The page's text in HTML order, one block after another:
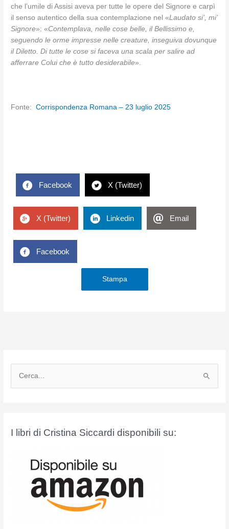
che l’umile di Assisi aveva per tutte le opere del Signore e carpì
il senso autentico della sua contemplazione nel «Laudato si’, mi’
Signore»: «Contemplava, nelle cose belle, il Bellissimo e,
seguendo le orme impresse nelle creature, inseguiva dovunque
il Diletto. Di tutte le cose si faceva una scala per salire ad
afferrare Colui che è tutto desiderabile».
Fonte:Corrispondenza Romana – 23 luglio 2025
Facebook X (Twitter)
X (Twitter) Linkedin Email
Facebook
Stampa
I libri di Cristina Siccardi disponibili su: